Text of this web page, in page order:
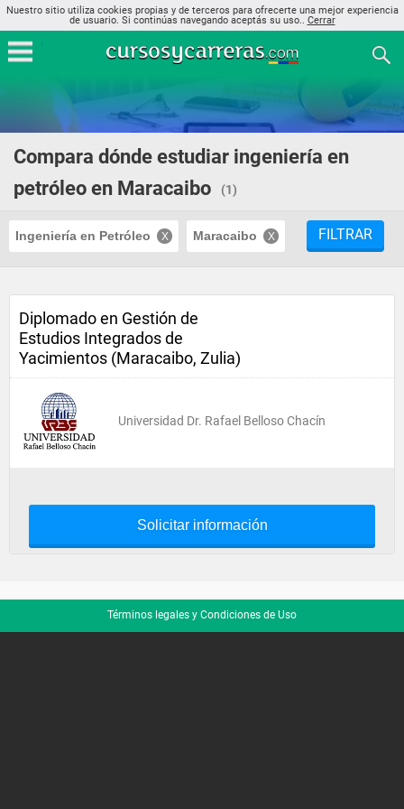
Nuestro sitio utiliza cookies propias y de terceros para ofrecerte una mejor experiencia
de usuario. Si continúas navegando aceptás su uso.. Cerrar
Compara dónde estudiar ingeniería en
petróleo en Maracaibo
(1)
Ingeniería en Petróleo Maracaibo FILTRAR
Diplomado en Gestión de
Estudios Integrados de
Yacimientos (Maracaibo, Zulia)
Universidad Dr. Rafael Belloso Chacín
Solicitar información
Términos legales y Condiciones de Uso